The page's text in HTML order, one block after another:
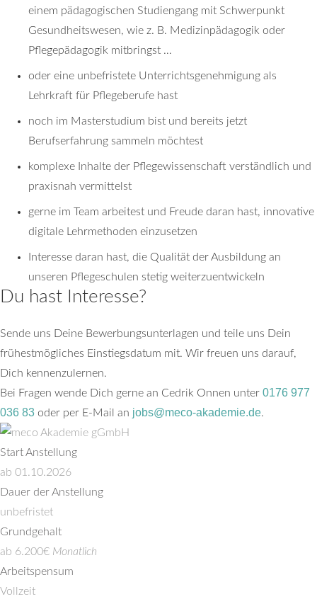
einem pädagogischen Studiengang mit Schwerpunkt
Gesundheitswesen, wie z. B. Medizinpädagogik oder
Pflegepädagogik mitbringst …
oder eine unbefristete Unterrichtsgenehmigung als
Lehrkraft für Pflegeberufe hast
noch im Masterstudium bist und bereits jetzt
Berufserfahrung sammeln möchtest
komplexe Inhalte der Pflegewissenschaft verständlich und
praxisnah vermittelst
gerne im Team arbeitest und Freude daran hast, innovative
digitale Lehrmethoden einzusetzen
Interesse daran hast, die Qualität der Ausbildung an
unseren Pflegeschulen stetig weiterzuentwickeln
Du hast Interesse?
Sende uns Deine Bewerbungsunterlagen und teile uns Dein
frühestmögliches Einstiegsdatum mit. Wir freuen uns darauf,
Dich kennenzulernen.
Bei Fragen wende Dich gerne an Cedrik Onnen unter 0176 977
036 83 oder per E-Mail an jobs@meco-akademie.de.
Start Anstellung
ab 01.10.2026
Dauer der Anstellung
unbefristet
Grundgehalt
ab 6.200€ Monatlich
Arbeitspensum
Vollzeit